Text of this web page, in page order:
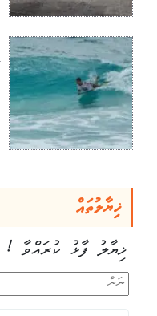
ޚިޔާލުތައް
ޚިޔާލު ފާޅު ކުރައްވާ !